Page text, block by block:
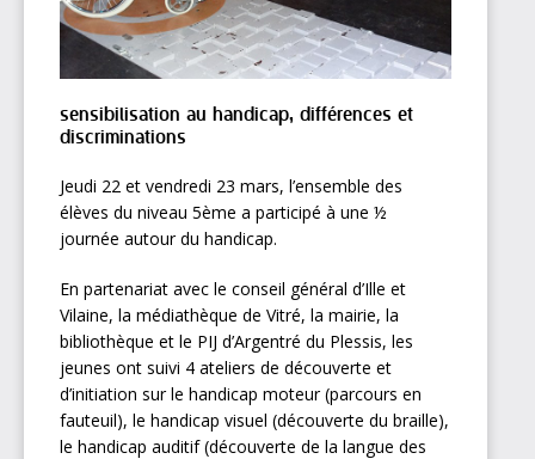
sensibilisation au handicap, différences et
discriminations
Jeudi 22 et vendredi 23 mars, l’ensemble des
élèves du niveau 5ème a participé à une ½
journée autour du handicap.
En partenariat avec le conseil général d’Ille et
Vilaine, la médiathèque de Vitré, la mairie, la
bibliothèque et le PIJ d’Argentré du Plessis, les
jeunes ont suivi 4 ateliers de découverte et
d’initiation sur le handicap moteur (parcours en
fauteuil), le handicap visuel (découverte du braille),
le handicap auditif (découverte de la langue des